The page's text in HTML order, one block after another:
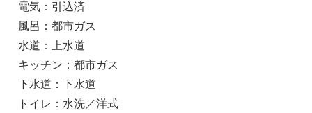
電気：引込済
風呂：都市ガス
水道：上水道
キッチン：都市ガス
下水道：下水道
トイレ：水洗／洋式